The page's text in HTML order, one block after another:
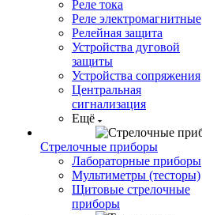
Реле тока
Реле электромагнитные
Релейная защита
Устройства дуговой
защиты
Устройства сопряжения
Центральная
сигнализация
Ещё
Стрелочные приборы
Лабораторные приборы
Мультиметры (тесторы)
Щитовые стрелочные
приборы